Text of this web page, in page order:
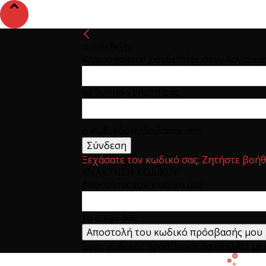
Ξεχάσατε τον κωδικό σας; Ζητήστε